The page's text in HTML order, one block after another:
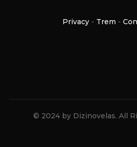
Privacy - Trem -
© 2024 by Dizinovelas. All